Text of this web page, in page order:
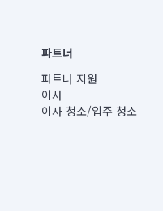
호 : 2016-3220163-14-5-00019 |
정거래위원회 정보) |
학동, 트윈트리빌딩) B동 5층
로 24, 7층, 8층 미소
파트너
파트너 지원
이사
이사 청소/입주 청소